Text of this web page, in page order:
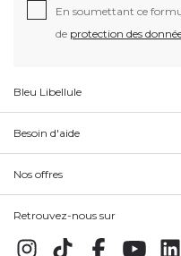
En soumettant ce
de protection des
Bleu Libellule
Besoin d'aide
Nos offres
Retrouvez-nous sur